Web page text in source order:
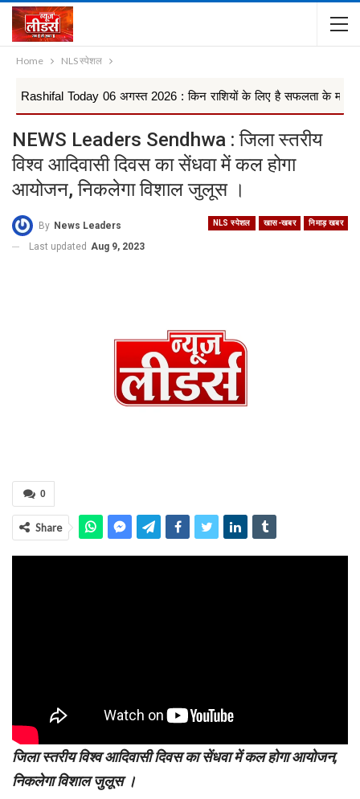
Home NLS स्पेशल
Today 06 अगस्त 2026 : किन राशियों के लिए है सफलता के मजबूत योग,
NEWS Leaders Sendhwa : जिला स्तरीय
विश्व आदिवासी दिवस का सेंधवा में कल होगा
आयोजन, निकलेगा विशाल जुलूस ।
NLS स्पेशल खास-खबर निमाड़ खबर
By News Leaders
Last updated Aug 9, 2023
0
Share
जिला स्तरीय विश्व आदिवासी दिवस का सेंधवा में कल होगा आयोजन,
निकलेगा विशाल जुलूस ।